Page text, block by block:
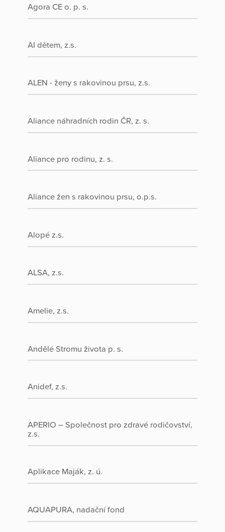
Agora CE o. p. s.
AI dětem, z.s.
ALEN - ženy s rakovinou prsu, z.s.
Aliance náhradních rodin ČR, z. s.
Aliance pro rodinu, z. s.
Aliance žen s rakovinou prsu, o.p.s.
Alopé z.s.
ALSA, z.s.
Amelie, z.s.
Andělé Stromu života p. s.
Anidef, z.s.
APERIO – Společnost pro zdravé rodičovství,
z.s.
Aplikace Maják, z. ú.
AQUAPURA, nadační fond